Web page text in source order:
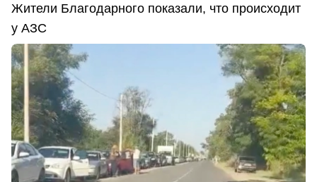
Жители Благодарного показали, что происходит
у АЗС